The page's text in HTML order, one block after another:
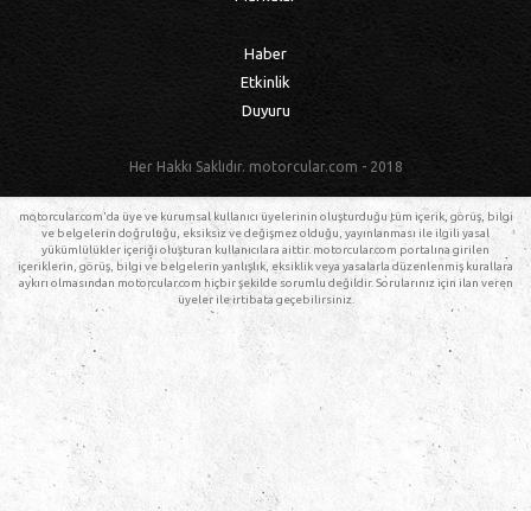
Haber
Etkinlik
Duyuru
Her Hakkı Saklıdır. motorcular.com - 2018
motorcular.com'da üye ve kurumsal kullanıcı üyelerinin oluşturduğu tüm içerik, görüş, bilgi
ve belgelerin doğruluğu, eksiksiz ve değişmez olduğu, yayınlanması ile ilgili yasal
yükümlülükler içeriği oluşturan kullanıcılara aittir. motorcular.com portalına girilen
içeriklerin, görüş, bilgi ve belgelerin yanlışlık, eksiklik veya yasalarla düzenlenmiş kurallara
aykırı olmasından motorcular.com hiçbir şekilde sorumlu değildir. Sorularınız için ilan veren
üyeler ile irtibata geçebilirsiniz.